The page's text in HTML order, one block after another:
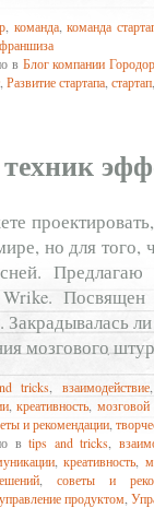
, команда,команда
франшиза
в Блог компании Городор
Развитие стартапа стартап
но для того,
Wrike.
мозгового
tricks взаимодействие
,креативность
и рекомендации
в tips and tricks
,креативность ,
советы и
управление продуктом